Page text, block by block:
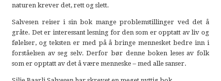
naturen krever det, rett og slett.
Salvesen reiser i sin bok mange problemstillinger ved det å
gråte. Det er interessant lesning for den som er opptatt av liv og
følelser, og teksten er med på å bringe mennesket bedre inn i
forståelsen av seg selv. Derfor bør denne boken leses av folk
som er opptatt av det å være menneske – med alle sanser.